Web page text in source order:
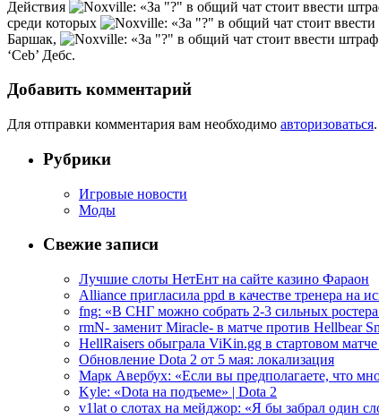
Действия
среди которых
Баршак,
‘Ceb’ Дебс.
Добавить комментарий
Для отправки комментария вам необходимо авторизоваться.
Рубрики
Игровые новости
Моды
Свежие записи
Лучшие слоты НетЕнт на сайте казино Фараон
Alliance пригласила ppd в качестве тренера на
fng: «В СНГ можно собрать 2-3 сильных
rmN- заменит Miracle- в матче против Hellbear
HellRaisers обыграла ViKin.gg в стартовом
Обновление Dota 2 от 5 мая: локализация
Марк Авербух: «Если вы предполагаете, что
Kyle: «Dota на подъеме» | Dota 2
v1lat о слотах на мейджор: «Я бы забрал один